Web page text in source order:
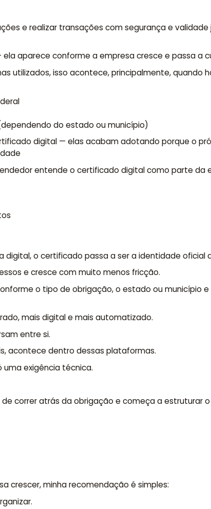
e realizar transações com segurança e validade
aparece conforme a empresa cresce e passa a
utilizados, isso acontece, principalmente, quando
do estado ou município)
digital — elas acabam adotando porque o
entende o certificado digital como parte da
digital, o certificado passa a ser a identidade oficial
e cresce com muito menos fricção.
o tipo de obrigação, o estado ou município
mais digital e mais automatizado.
entre si.
acontece dentro dessas plataformas.
uma exigência técnica.
correr atrás da obrigação e começa a estruturar
crescer, minha recomendação é simples: